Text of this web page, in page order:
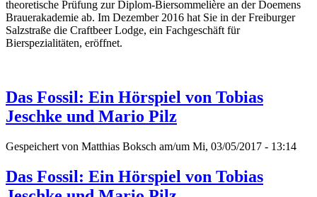
theoretische Prüfung zur Diplom-Biersommelière an der Doemens
Brauerakademie ab. Im Dezember 2016 hat Sie in der Freiburger
Salzstraße die Craftbeer Lodge, ein Fachgeschäft für
Bierspezialitäten, eröffnet.
Das Fossil: Ein Hörspiel von Tobias
Jeschke und Mario Pilz
Gespeichert von Matthias Boksch am/um Mi, 03/05/2017 - 13:14
Das Fossil: Ein Hörspiel von Tobias